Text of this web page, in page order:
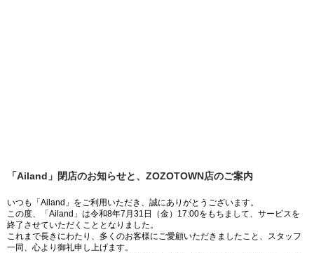
「Ailand」閉店のお知らせと、ZOZOTOWN店のご案内
いつも「Ailand」をご利用いただき、誠にありがとうございます。
この度、「Ailand」は令和8年7月31日（金）17:00をもちまして、サービスを
終了させていただくこととなりました。
これまで長きにわたり、多くのお客様にご愛顧いただきましたこと、スタッフ
一同、心より御礼申し上げます。